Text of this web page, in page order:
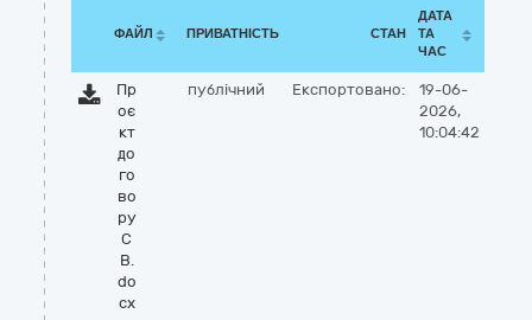
ФАЙЛ ПРИВАТНІСТЬ СТАН
ДАТА
ТА
ЧАС
Пр
оє
кт
до
го
во
ру
С
В.
do
cx
публічний Експортовано:
19-06-
2026,
10:04:42